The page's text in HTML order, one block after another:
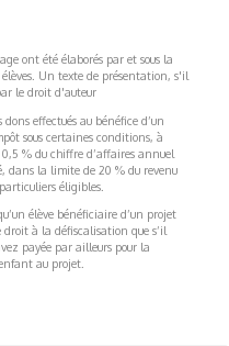
ont été élaborés par et sous la
Un texte de présentation, s'il
le droit d'auteur
effectués au bénéfice d’un
sous certaines conditions, à
% du chiffre d’affaires annuel
dans la limite de 20 % du revenu
éligibles.
élève bénéficiaire d’un projet
droit à la défiscalisation que s’il
payée par ailleurs pour la
au projet.